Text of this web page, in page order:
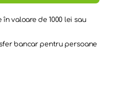
valoare de 1000 lei sau
bancar pentru persoane